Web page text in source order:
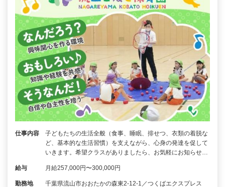
仕事内容
子どもたちの生活全般（食事、睡眠、排せつ、衣類の着脱な
ど、基本的な生活習慣）を支えながら、心身の発達を促して
いきます。希望クラスがありましたら、お気軽にお知らせ…
給与 月給257,000円〜300,000円
勤務地 千葉県流山市おおたかの森東2-12-1／つくばエクスプレス